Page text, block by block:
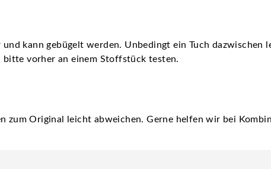
kann gebügelt werden. Unbedingt ein Tuch dazwischen
vorher an einem Stoffstück testen.
zum Original leicht abweichen. Gerne helfen wir bei